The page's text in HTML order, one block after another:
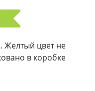
Желтый цвет не
в коробке